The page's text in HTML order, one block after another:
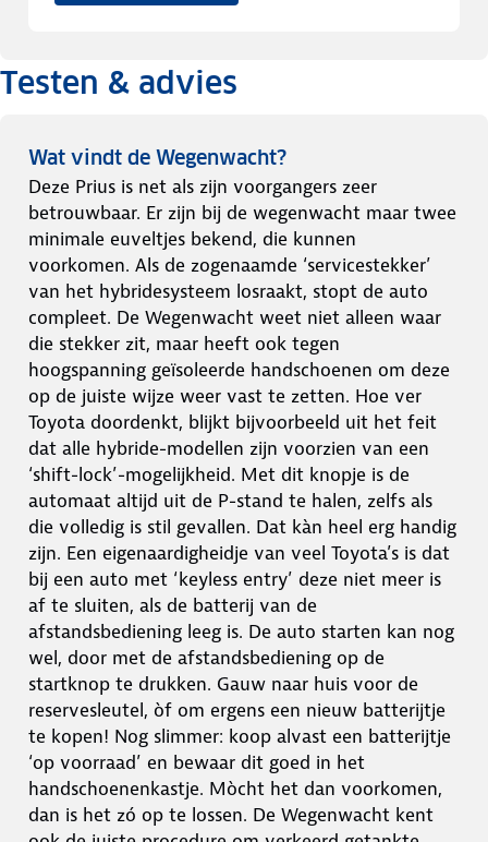
Testen & advies
Wat vindt de Wegenwacht?
Deze Prius is net als zijn voorgangers zeer
betrouwbaar. Er zijn bij de wegenwacht maar twee
minimale euveltjes bekend, die kunnen
voorkomen. Als de zogenaamde ‘servicestekker’
van het hybridesysteem losraakt, stopt de auto
compleet. De Wegenwacht weet niet alleen waar
die stekker zit, maar heeft ook tegen
hoogspanning geïsoleerde handschoenen om deze
op de juiste wijze weer vast te zetten. Hoe ver
Toyota doordenkt, blijkt bijvoorbeeld uit het feit
dat alle hybride-modellen zijn voorzien van een
‘shift-lock’-mogelijkheid. Met dit knopje is de
automaat altijd uit de P-stand te halen, zelfs als
die volledig is stil gevallen. Dat kàn heel erg handig
zijn. Een eigenaardigheidje van veel Toyota’s is dat
bij een auto met ‘keyless entry’ deze niet meer is
af te sluiten, als de batterij van de
afstandsbediening leeg is. De auto starten kan nog
wel, door met de afstandsbediening op de
startknop te drukken. Gauw naar huis voor de
reservesleutel, òf om ergens een nieuw batterijtje
te kopen! Nog slimmer: koop alvast een batterijtje
‘op voorraad’ en bewaar dit goed in het
handschoenenkastje. Mòcht het dan voorkomen,
dan is het zó op te lossen. De Wegenwacht kent